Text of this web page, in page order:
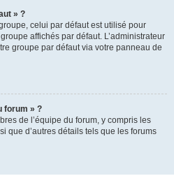
» ?
celui par défaut est utilisé pour
affichés par défaut. L’administrateur
groupe par défaut via votre panneau de
forum » ?
de l’équipe du forum, y compris les
que d’autres détails tels que les forums